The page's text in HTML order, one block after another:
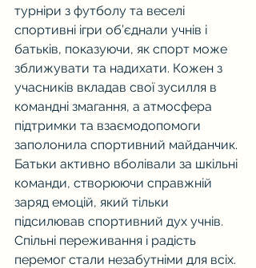
турніри з футболу та веселі
спортивні ігри об’єднали учнів і
батьків, показуючи, як спорт може
зближувати та надихати. Кожен з
учасників вкладав свої зусилля в
командні змагання, а атмосфера
підтримки та взаємодопомоги
заполонила спортивний майданчик.
Батьки активно вболівали за шкільні
команди, створюючи справжній
заряд емоцій, який тільки
підсилював спортивний дух учнів.
Спільні переживання і радість
перемог стали незабутніми для всіх.